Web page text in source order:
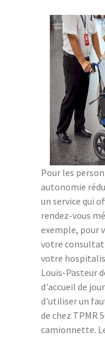
Pour les
autonomie
un service qui
rendez-vous
exemple, pour
votre
votre
Louis-Pasteur
d'accueil de
d'utiliser un
de chez TPMR
camionnette.